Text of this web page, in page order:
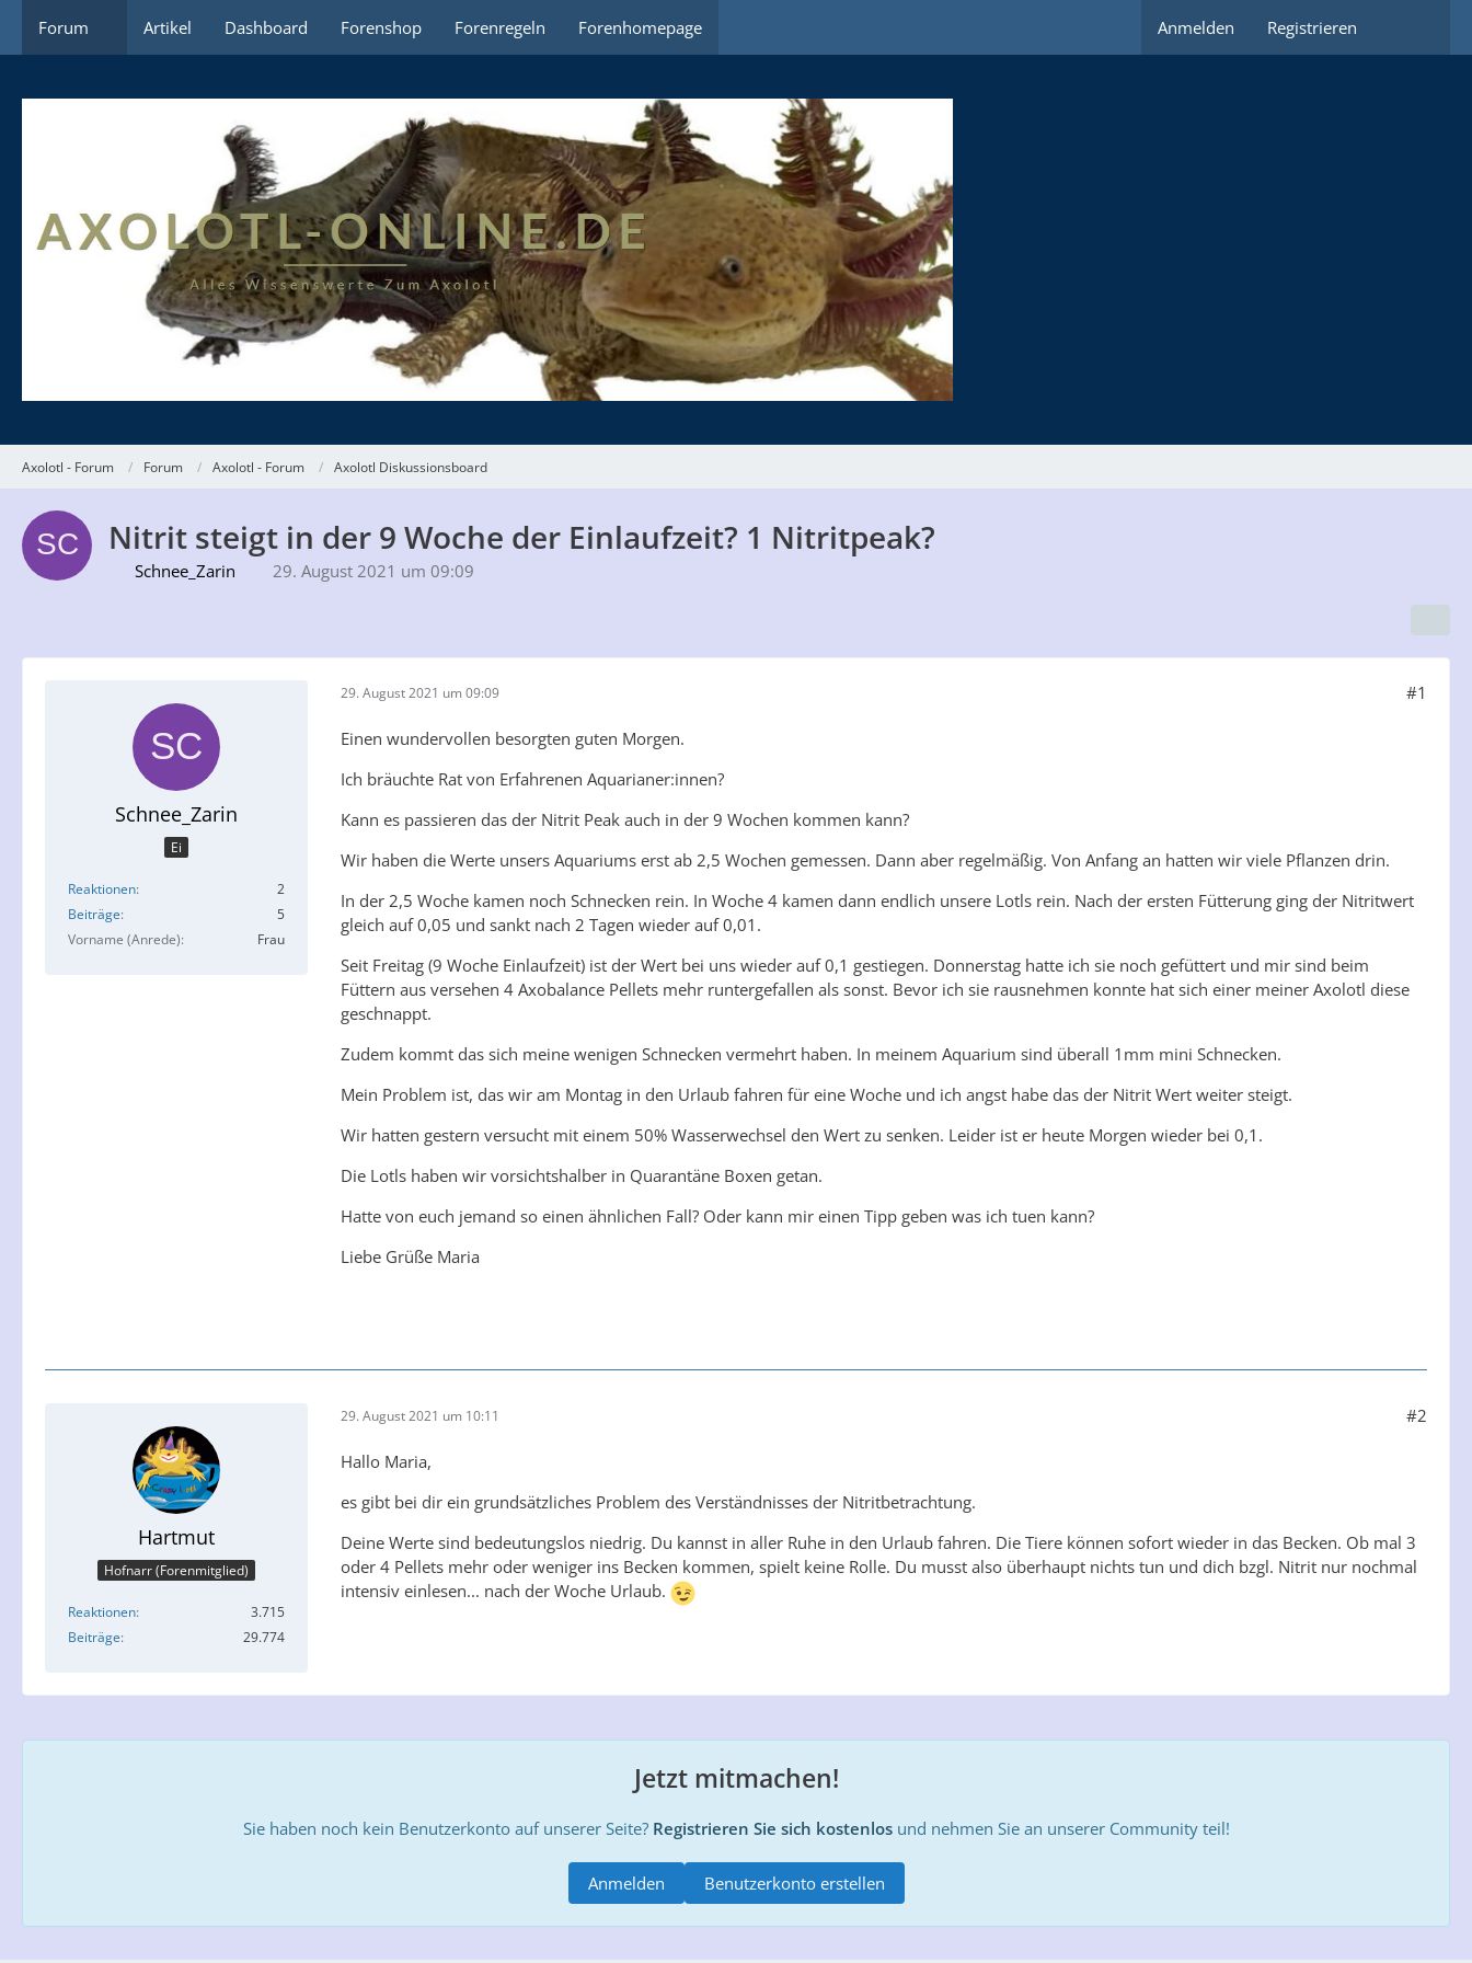
Forum Artikel Dashboard Forenshop Forenregeln Forenhomepage Anmelden Registrieren
Axolotl - Forum Forum Axolotl - Forum Axolotl Diskussionsboard
Nitrit steigt in der 9 Woche der Einlaufzeit? 1 Nitritpeak?
Schnee_Zarin 29. August 2021 um 09:09
Schnee_Zarin
Ei
Reaktionen
2
Beiträge
5
Vorname (Anrede)
Frau
29. August 2021 um 09:09 #1
Einen wundervollen besorgten guten Morgen.
Ich bräuchte Rat von Erfahrenen Aquarianer:innen?
Kann es passieren das der Nitrit Peak auch in der 9 Wochen kommen kann?
Wir haben die Werte unsers Aquariums erst ab 2,5 Wochen gemessen. Dann aber regelmäßig. Von Anfang an hatten wir viele Pflanzen drin.
In der 2,5 Woche kamen noch Schnecken rein. In Woche 4 kamen dann endlich unsere Lotls rein. Nach der ersten Fütterung ging der Nitritwert
gleich auf 0,05 und sankt nach 2 Tagen wieder auf 0,01.
Seit Freitag (9 Woche Einlaufzeit) ist der Wert bei uns wieder auf 0,1 gestiegen. Donnerstag hatte ich sie noch gefüttert und mir sind beim
Füttern aus versehen 4 Axobalance Pellets mehr runtergefallen als sonst. Bevor ich sie rausnehmen konnte hat sich einer meiner Axolotl diese
geschnappt.
Zudem kommt das sich meine wenigen Schnecken vermehrt haben. In meinem Aquarium sind überall 1mm mini Schnecken.
Mein Problem ist, das wir am Montag in den Urlaub fahren für eine Woche und ich angst habe das der Nitrit Wert weiter steigt.
Wir hatten gestern versucht mit einem 50% Wasserwechsel den Wert zu senken. Leider ist er heute Morgen wieder bei 0,1.
Die Lotls haben wir vorsichtshalber in Quarantäne Boxen getan.
Hatte von euch jemand so einen ähnlichen Fall? Oder kann mir einen Tipp geben was ich tuen kann?
Liebe Grüße Maria
Hartmut
Hofnarr (Forenmitglied)
Reaktionen
3.715
Beiträge
29.774
29. August 2021 um 10:11 #2
Hallo Maria,
es gibt bei dir ein grundsätzliches Problem des Verständnisses der Nitritbetrachtung.
Deine Werte sind bedeutungslos niedrig. Du kannst in aller Ruhe in den Urlaub fahren. Die Tiere können sofort wieder in das Becken. Ob mal 3
oder 4 Pellets mehr oder weniger ins Becken kommen, spielt keine Rolle. Du musst also überhaupt nichts tun und dich bzgl. Nitrit nur nochmal
intensiv einlesen... nach der Woche Urlaub.
Jetzt mitmachen!
Sie haben noch kein Benutzerkonto auf unserer Seite? Registrieren Sie sich kostenlosund nehmen Sie an unserer Community teil!
Benutzerkonto erstellen
Anmelden